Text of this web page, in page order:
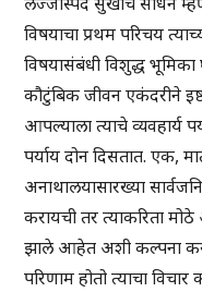
विषयाचा प्रथम परिचय
विषयासंबंधी विशुद्ध
कौटुंबिक जीवन एकंदरीने
आपल्याला त्याचे व्यवहार्य
पर्याय दोन दिसतात. एक,
अनाथालयासारख्या
करायची तर त्याकरिता
झाले आहेत अशी कल्पना
परिणाम होतो त्याचा